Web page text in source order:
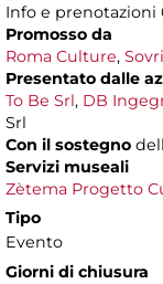
Info e prenotazioni
Promosso da
Roma Culture,
Presentato dalle
To Be Srl, DB
Srl
Con il sostegno
Servizi museali
Zètema Progetto
Tipo
Evento
Giorni di chiusura